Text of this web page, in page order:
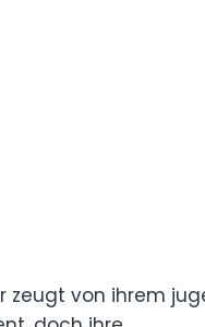
zeugt von ihrem